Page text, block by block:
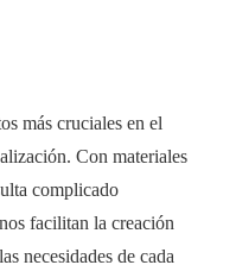
más cruciales en el
Con materiales
complicado
facilitan la creación
necesidades de cada